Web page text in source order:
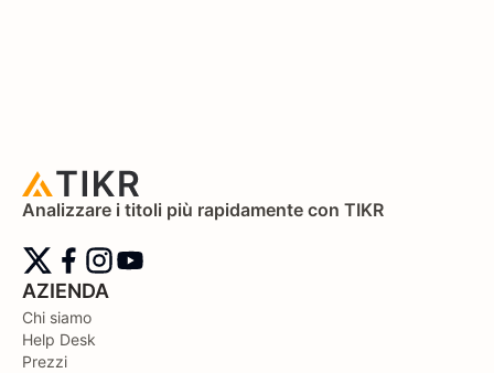
Analizzare i titoli più rapidamente con TIKR
AZIENDA
Chi siamo
Help Desk
Prezzi